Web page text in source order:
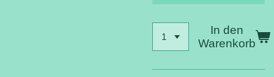
In den
Warenkorb